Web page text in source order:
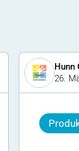
Hunn
26.